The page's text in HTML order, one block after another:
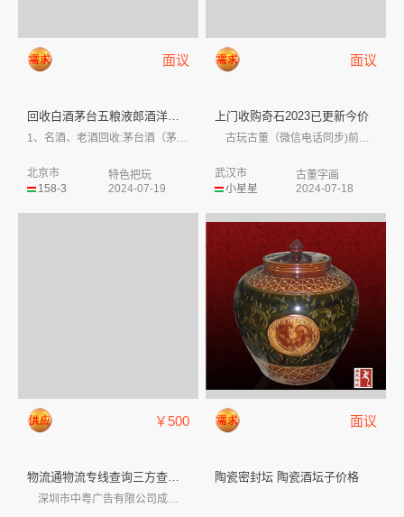
面议
158-3
北京市
特色把玩
2024-07-19
面议
上门收购奇石2023已更新今价
小星星
武汉市
古董字画
2024-07-18
￥500
深圳市中粤广告有限公司成立于2002年...
面议
陶瓷密封坛 陶瓷酒坛子价格